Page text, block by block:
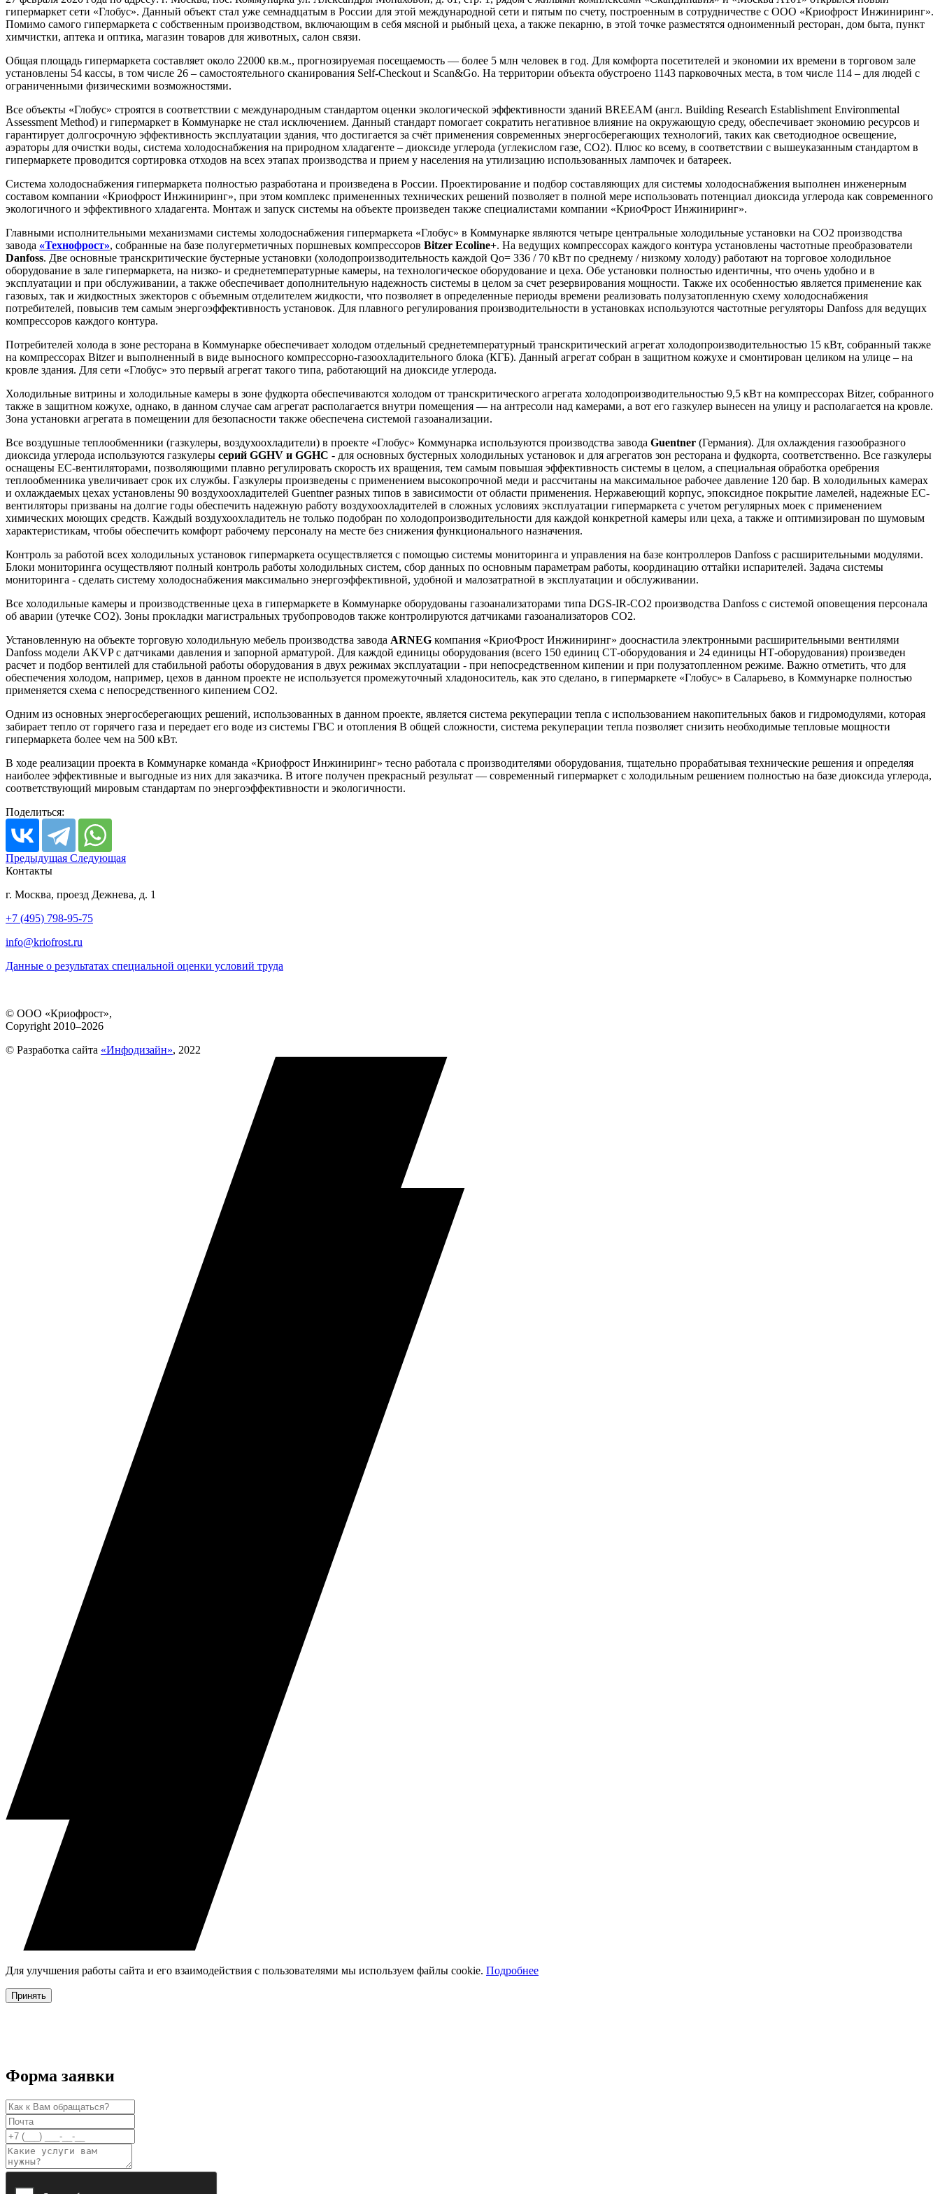
гипермаркет сети «Глобус». Данный объект стал уже семнадцатым в России для этой международной сети и пятым по счету, построенным в сотрудничестве с ООО «Криофрост Инжиниринг».
Помимо самого гипермаркета с собственным производством, включающим в себя мясной и рыбный цеха, а также пекарню, в этой точке разместятся одноименный ресторан, дом быта, пункт
химчистки, аптека и оптика, магазин товаров для животных, салон связи.
Общая площадь гипермаркета составляет около 22000 кв.м., прогнозируемая посещаемость — более 5 млн человек в год. Для комфорта посетителей и экономии их времени в торговом зале
установлены 54 кассы, в том числе 26 – самостоятельного сканирования Self-Checkout и Scan&Go. На территории объекта обустроено 1143 парковочных места, в том числе 114 – для людей с
ограниченными физическими возможностями.
Все объекты «Глобус» строятся в соответствии с международным стандартом оценки экологической эффективности зданий BREEAM (англ. Building Research Establishment Environmental
Assessment Method) и гипермаркет в Коммунарке не стал исключением. Данный стандарт помогает сократить негативное влияние на окружающую среду, обеспечивает экономию ресурсов и
гарантирует долгосрочную эффективность эксплуатации здания, что достигается за счёт применения современных энергосберегающих технологий, таких как светодиодное освещение,
аэраторы для очистки воды, система холодоснабжения на природном хладагенте – диоксиде углерода (углекислом газе, СО2). Плюс ко всему, в соответствии с вышеуказанным стандартом в
гипермаркете проводится сортировка отходов на всех этапах производства и прием у населения на утилизацию использованных лампочек и батареек.
Система холодоснабжения гипермаркета полностью разработана и произведена в России. Проектирование и подбор составляющих для системы холодоснабжения выполнен инженерным
составом компании «Криофрост Инжиниринг», при этом комплекс примененных технических решений позволяет в полной мере использовать потенциал диоксида углерода как современного
экологичного и эффективного хладагента. Монтаж и запуск системы на объекте произведен также специалистами компании «КриоФрост Инжиниринг».
Главными исполнительными механизмами системы холодоснабжения гипермаркета «Глобус» в Коммунарке являются четыре центральные холодильные установки на СО2 производства
завода «Технофрост», собранные на базе полугерметичных поршневых компрессоров Bitzer Ecoline+. На ведущих компрессорах каждого контура установлены частотные преобразователи
Danfoss. Две основные транскритические бустерные установки (холодопроизводительность каждой Qo= 336 / 70 кВт по среднему / низкому холоду) работают на торговое холодильное
оборудование в зале гипермаркета, на низко- и среднетемпературные камеры, на технологическое оборудование и цеха. Обе установки полностью идентичны, что очень удобно и в
эксплуатации и при обслуживании, а также обеспечивает дополнительную надежность системы в целом за счет резервирования мощности. Также их особенностью является применение как
газовых, так и жидкостных эжекторов с объемным отделителем жидкости, что позволяет в определенные периоды времени реализовать полузатопленную схему холодоснабжения
потребителей, повысив тем самым энергоэффективность установок. Для плавного регулирования производительности в установках используются частотные регуляторы Danfoss для ведущих
компрессоров каждого контура.
Потребителей холода в зоне ресторана в Коммунарке обеспечивает холодом отдельный среднетемпературный транскритический агрегат холодопроизводительностью 15 кВт, собранный также
на компрессорах Bitzer и выполненный в виде выносного компрессорно-газоохладительного блока (КГБ). Данный агрегат собран в защитном кожухе и смонтирован целиком на улице – на
кровле здания. Для сети «Глобус» это первый агрегат такого типа, работающий на диоксиде углерода.
Холодильные витрины и холодильные камеры в зоне фудкорта обеспечиваются холодом от транскритического агрегата холодопроизводительностью 9,5 кВт на компрессорах Bitzer, собранного
также в защитном кожухе, однако, в данном случае сам агрегат располагается внутри помещения — на антресоли над камерами, а вот его газкулер вынесен на улицу и располагается на кровле.
Зона установки агрегата в помещении для безопасности также обеспечена системой газоанализации.
Все воздушные теплообменники (газкулеры, воздухоохладители) в проекте «Глобус» Коммунарка используются производства завода Guentner (Германия). Для охлаждения газообразного
диоксида углерода используются газкулеры серий GGHV и GGHC - для основных бустерных холодильных установок и для агрегатов зон ресторана и фудкорта, соответственно. Все газкулеры
оснащены ЕС-вентиляторами, позволяющими плавно регулировать скорость их вращения, тем самым повышая эффективность системы в целом, а специальная обработка оребрения
теплообменника увеличивает срок их службы. Газкулеры произведены с применением высокопрочной меди и рассчитаны на максимальное рабочее давление 120 бар. В холодильных камерах
и охлаждаемых цехах установлены 90 воздухоохладителей Guentner разных типов в зависимости от области применения. Нержавеющий корпус, эпоксидное покрытие ламелей, надежные EC-
вентиляторы призваны на долгие годы обеспечить надежную работу воздухоохладителей в сложных условиях эксплуатации гипермаркета с учетом регулярных моек с применением
химических моющих средств. Каждый воздухоохладитель не только подобран по холодопроизводительности для каждой конкретной камеры или цеха, а также и оптимизирован по шумовым
характеристикам, чтобы обеспечить комфорт рабочему персоналу на месте без снижения функционального назначения.
Контроль за работой всех холодильных установок гипермаркета осуществляется с помощью системы мониторинга и управления на базе контроллеров Danfoss c расширительными модулями.
Блоки мониторинга осуществляют полный контроль работы холодильных систем, сбор данных по основным параметрам работы, координацию оттайки испарителей. Задача системы
мониторинга - сделать систему холодоснабжения максимально энергоэффективной, удобной и малозатратной в эксплуатации и обслуживании.
Все холодильные камеры и производственные цеха в гипермаркете в Коммунарке оборудованы газоанализаторами типа DGS-IR-CO2 производства Danfoss с системой оповещения персонала
об аварии (утечке СО2). Зоны прокладки магистральных трубопроводов также контролируются датчиками газоанализаторов CO2.
Установленную на объекте торговую холодильную мебель производства завода ARNEG компания «КриоФрост Инжиниринг» дооснастила электронными расширительными вентилями
Danfoss модели AKVP с датчиками давления и запорной арматурой. Для каждой единицы оборудования (всего 150 единиц СТ-оборудования и 24 единицы НТ-оборудования) произведен
расчет и подбор вентилей для стабильной работы оборудования в двух режимах эксплуатации - при непосредственном кипении и при полузатопленном режиме. Важно отметить, что для
обеспечения холодом, например, цехов в данном проекте не используется промежуточный хладоноситель, как это сделано, в гипермаркете «Глобус» в Саларьево, в Коммунарке полностью
применяется схема с непосредственного кипением СО2.
Одним из основных энергосберегающих решений, использованных в данном проекте, является система рекуперации тепла с использованием накопительных баков и гидромодулями, которая
забирает тепло от горячего газа и передает его воде из системы ГВС и отопления В общей сложности, система рекуперации тепла позволяет снизить необходимые тепловые мощности
гипермаркета более чем на 500 кВт.
В ходе реализации проекта в Коммунарке команда «Криофрост Инжиниринг» тесно работала с производителями оборудования, тщательно прорабатывая технические решения и определяя
наиболее эффективные и выгодные из них для заказчика. В итоге получен прекрасный результат — современный гипермаркет с холодильным решением полностью на базе диоксида углерода,
соответствующий мировым стандартам по энергоэффективности и экологичности.
Поделиться:
Предыдущая Следующая
Контакты
г. Москва, проезд Дежнева, д. 1
+7 (495) 798-95-75
info@kriofrost.ru
Данные о результатах специальной оценки условий труда
© ООО «Криофрост»,
Copyright 2010–2026
© Разработка сайта «Инфодизайн», 2022
Для улучшения работы сайта и его взаимодействия с пользователями мы используем файлы cookie. Подробнее
Принять
Форма заявки